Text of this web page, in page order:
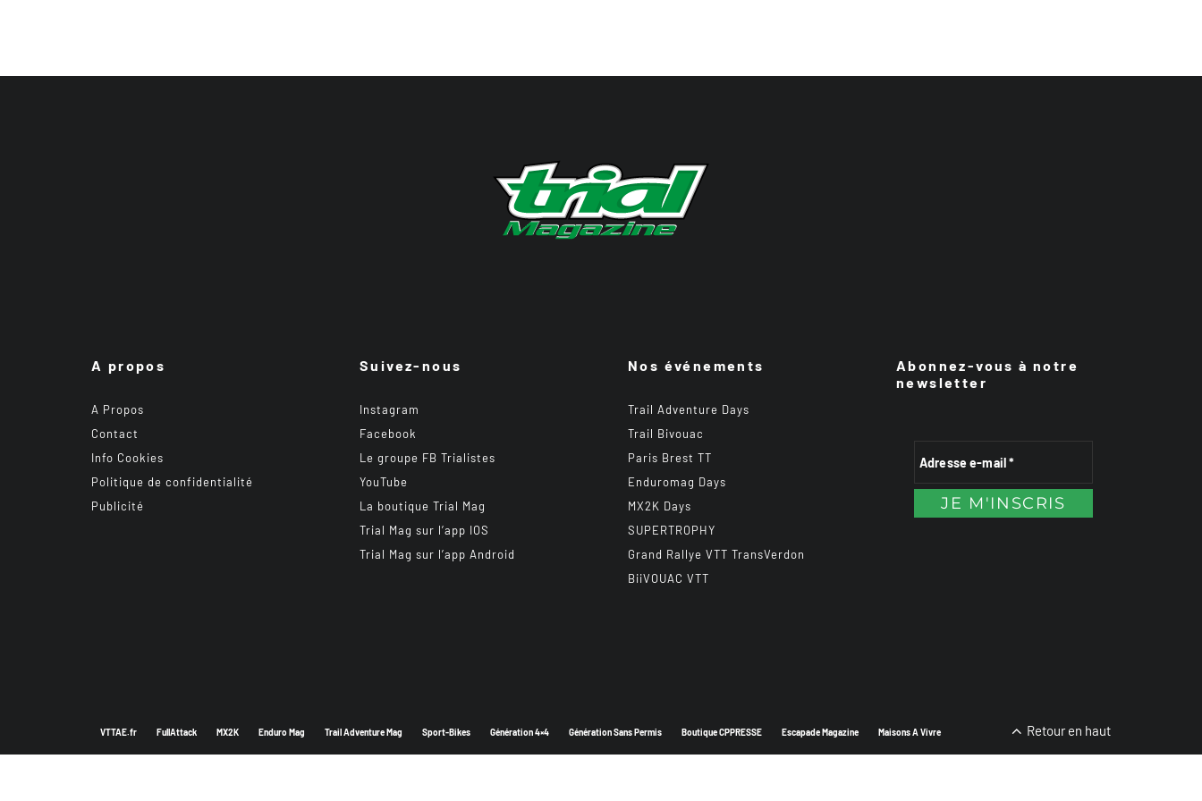
A propos
A Propos
Contact
Info Cookies
Politique de confidentialité
Publicité
Suivez-nous
Instagram
Facebook
Le groupe FB Trialistes
YouTube
La boutique Trial Mag
Trial Mag sur l’app IOS
Trial Mag sur l’app Android
Nos événements
Trail Adventure Days
Trail Bivouac
Paris Brest TT
Enduromag Days
MX2K Days
SUPERTROPHY
Grand Rallye VTT TransVerdon
BiiVOUAC VTT
Abonnez-vous à notre
newsletter
VTTAE.fr FullAttack MX2K Enduro Mag Trail Adventure Mag Sport-Bikes Génération 4×4 Génération Sans Permis Boutique CPPRESSE Escapade Magazine Maisons A Vivre Retour en haut